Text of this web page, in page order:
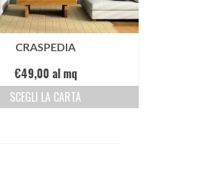
CRASPEDIA
€49,00 al mq
SCEGLI LA CARTA